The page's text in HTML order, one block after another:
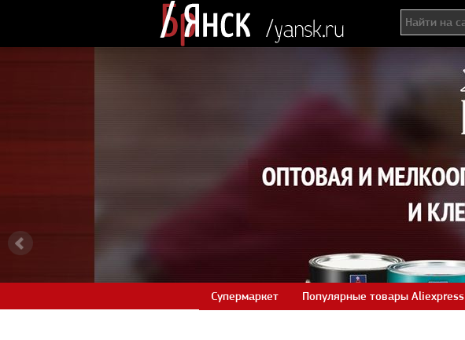
Супермаркет Популярные товары Aliexpress